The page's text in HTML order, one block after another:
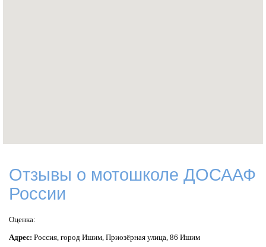
Отзывы о мотошколе ДОСААФ
России
Оценка:
Адрес: Россия, город Ишим, Приозёрная улица, 86 Ишим